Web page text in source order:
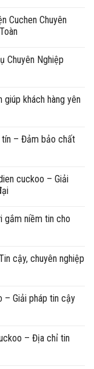
Cuchen Chuyên
Chuyên Nghiệp
giúp khách hàng yên
tín – Đảm bảo chất
cuckoo – Giải
gắm niềm tin cho
cậy, chuyên nghiệp
– Giải pháp tin cậy
– Địa chỉ tin